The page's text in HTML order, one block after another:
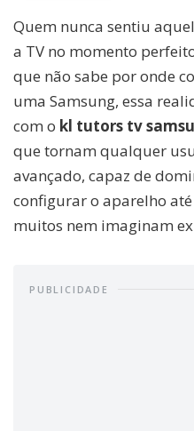
Quem nunca sentiu
a TV no momento
que não sabe por onde
uma Samsung, essa
com o kl tutors tv
que tornam qualquer
avançado, capaz de
configurar o aparelho
muitos nem imaginam
PUBLICIDADE